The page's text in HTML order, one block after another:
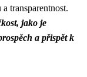
transparentnost.
jako je
a přispět k